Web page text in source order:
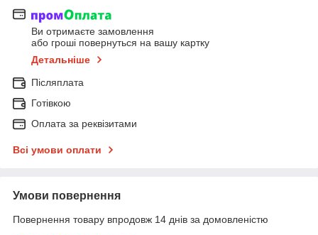
Ви отримаєте замовлення
або гроші повернуться на вашу картку
Детальніше
Післяплата
Готівкою
Оплата за реквізитами
Всі умови оплати
Умови повернення
Повернення товару впродовж 14 днів за домовленістю